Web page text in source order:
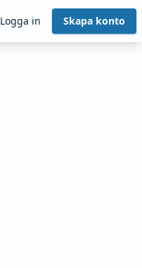
Logga in Skapa konto